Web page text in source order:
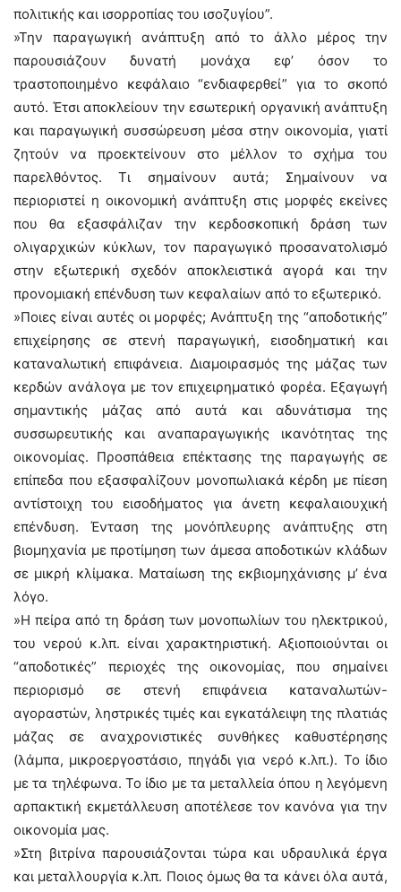
πολιτικής και ισορροπίας του ισοζυγίου”.
»Την παραγωγική ανάπτυξη από το άλλο μέρος την
παρουσιάζουν δυνατή μονάχα εφ’ όσον το
τραστοποιημένο κεφάλαιο “ενδιαφερθεί” για το σκοπό
αυτό. Έτσι αποκλείουν την εσωτερική οργανική ανάπτυξη
και παραγωγική συσσώρευση μέσα στην οικονομία, γιατί
ζητούν να προεκτείνουν στο μέλλον το σχήμα του
παρελθόντος. Τι σημαίνουν αυτά; Σημαίνουν να
περιοριστεί η οικονομική ανάπτυξη στις μορφές εκείνες
που θα εξασφάλιζαν την κερδοσκοπική δράση των
ολιγαρχικών κύκλων, τον παραγωγικό προσανατολισμό
στην εξωτερική σχεδόν αποκλειστικά αγορά και την
προνομιακή επένδυση των κεφαλαίων από το εξωτερικό.
»Ποιες είναι αυτές οι μορφές; Ανάπτυξη της “αποδοτικής”
επιχείρησης σε στενή παραγωγική, εισοδηματική και
καταναλωτική επιφάνεια. Διαμοιρασμός της μάζας των
κερδών ανάλογα με τον επιχειρηματικό φορέα. Εξαγωγή
σημαντικής μάζας από αυτά και αδυνάτισμα της
συσσωρευτικής και αναπαραγωγικής ικανότητας της
οικονομίας. Προσπάθεια επέκτασης της παραγωγής σε
επίπεδα που εξασφαλίζουν μονοπωλιακά κέρδη με πίεση
αντίστοιχη του εισοδήματος για άνετη κεφαλαιουχική
επένδυση. Ένταση της μονόπλευρης ανάπτυξης στη
βιομηχανία με προτίμηση των άμεσα αποδοτικών κλάδων
σε μικρή κλίμακα. Ματαίωση της εκβιομηχάνισης μ’ ένα
λόγο.
»Η πείρα από τη δράση των μονοπωλίων του ηλεκτρικού,
του νερού κ.λπ. είναι χαρακτηριστική. Αξιοποιούνται οι
“αποδοτικές” περιοχές της οικονομίας, που σημαίνει
περιορισμό σε στενή επιφάνεια καταναλωτών-
αγοραστών, ληστρικές τιμές και εγκατάλειψη της πλατιάς
μάζας σε αναχρονιστικές συνθήκες καθυστέρησης
(λάμπα, μικροεργοστάσιο, πηγάδι για νερό κ.λπ.). Το ίδιο
με τα τηλέφωνα. Το ίδιο με τα μεταλλεία όπου η λεγόμενη
αρπακτική εκμετάλλευση αποτέλεσε τον κανόνα για την
οικονομία μας.
»Στη βιτρίνα παρουσιάζονται τώρα και υδραυλικά έργα
και μεταλλουργία κ.λπ. Ποιος όμως θα τα κάνει όλα αυτά,